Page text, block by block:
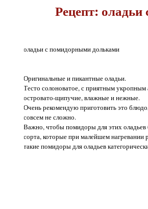
Рецепт:
оладьи с помидорными дольками
Оригинальные и пикантные оладьи.
Тесто солоноватое, с приятным
островато-щипучие, влажные и нежные.
Очень рекомендую приготовить это
совсем не сложно.
Важно, чтобы помидоры для этих
сорта, которые при малейшем нагревании
такие помидоры для оладьев